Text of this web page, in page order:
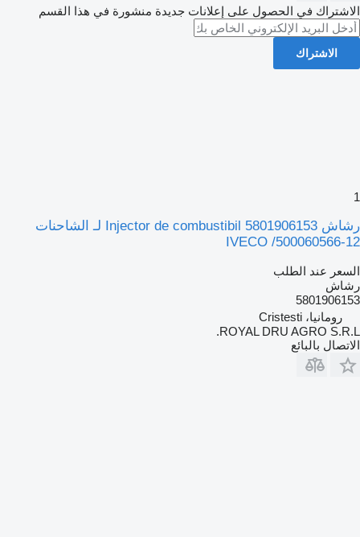
الاشتراك في الحصول على إعلانات جديدة منشورة في هذا القسم
الاشتراك
1
رشاش Injector de combustibil 5801906153 لـ الشاحنات
IVECO /500060566-12
السعر عند الطلب
رشاش
5801906153
رومانيا، Cristesti
ROYAL DRU AGRO S.R.L.
الاتصال بالبائع